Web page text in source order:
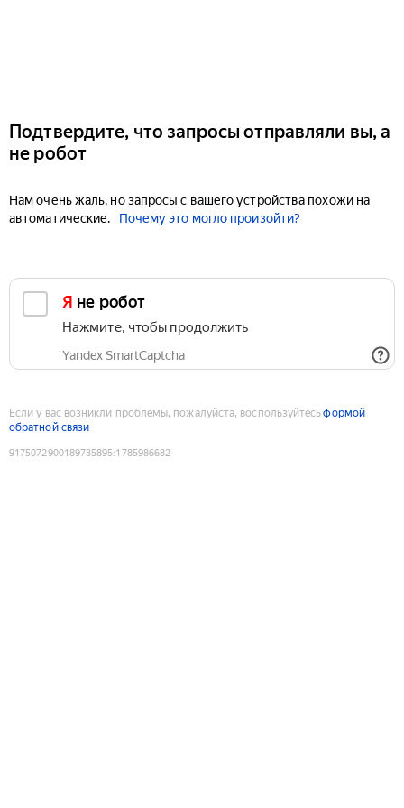
Подтвердите, что запросы отправляли вы, а
не робот
Нам очень жаль, но запросы с вашего устройства похожи на
автоматические.
Почему это могло произойти?
Я не робот
Нажмите, чтобы продолжить
Yandex SmartCaptcha
Если у вас возникли проблемы, пожалуйста, воспользуйтесьформой
обратной связи
9175072900189735895:1785986682